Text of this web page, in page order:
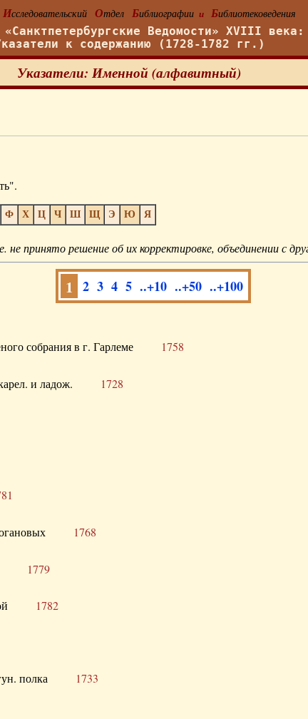
Исследовательский Отдел Библиографии и Библиотековедения
«Санктпетербургские Ведомости» XVIII века:
к содержанию (1728-1782 гг.)
Указатели: Именной (алфавитный)
Ф Х Ц Ч Ш Щ Э Ю Я
принято решение об их корректировке, объединении с
1 2 3 4 5 ..+10 ..+50 ..+100
собрания в г. Гарлеме 1758
карел. и ладож. 1728
1768
1779
1782
полка 1733